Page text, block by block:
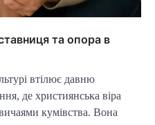
та опора в
втілює давню
де християнська віра
кумівства. Вона